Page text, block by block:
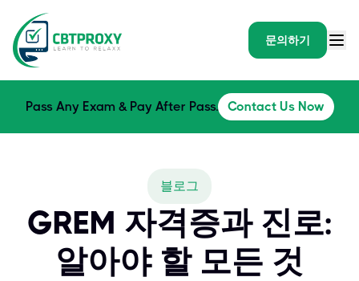
문의하기
Pass Any Exam & Pay After Pass. Contact Us Now
블로그
GREM 자격증과 진로:
알아야 할 모든 것